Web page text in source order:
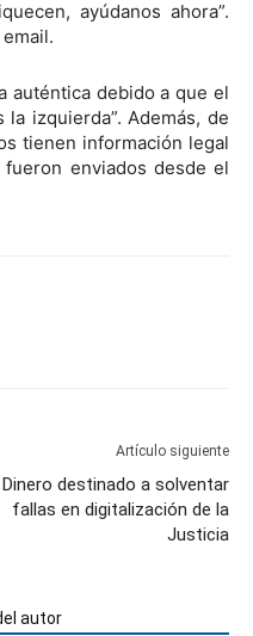
ayúdanos ahora”.
auténtica debido a que el
izquierda”. Además, de
tienen información legal
enviados desde el
Artículo siguiente
Dinero destinado a solventar
fallas en digitalización de la
Justicia
autor